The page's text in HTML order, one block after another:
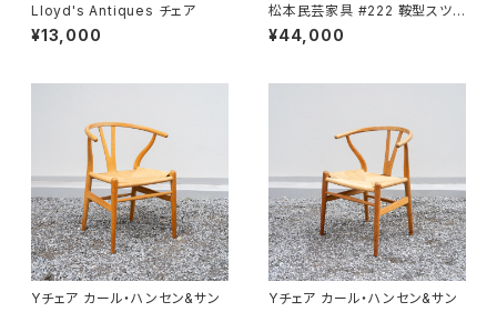
Lloyd's Antiques チェア
¥13,000
松本民芸家具 #222 鞍型スツ
ール
¥44,000
Yチェア カール・ハンセン&サン Yチェア カール・ハンセン&サン